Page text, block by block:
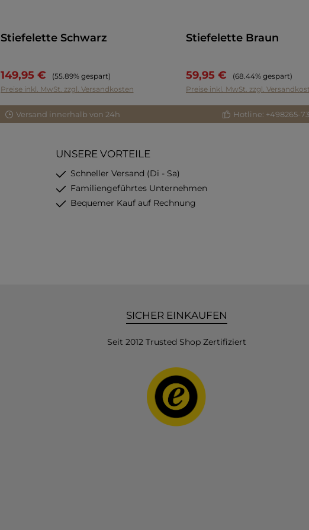
Stiefelette Schwarz
149,95 € Regulärer Preis:
(55.89% gespart)
Preise inkl. MwSt. zzgl. Versandkosten
Stiefelette Braun
59,95 € Regulärer Preis:
(68.44% gespart)
Preise inkl. MwSt. zzgl.
Versand innerhalb von 24h Hotline: +498265-
UNSERE VORTEILE
Schneller Versand (Di - Sa)
Familiengeführtes Unternehmen
Bequemer Kauf auf Rechnung
SICHER EINKAUFEN
Seit 2012 Trusted Shop Zertifiziert